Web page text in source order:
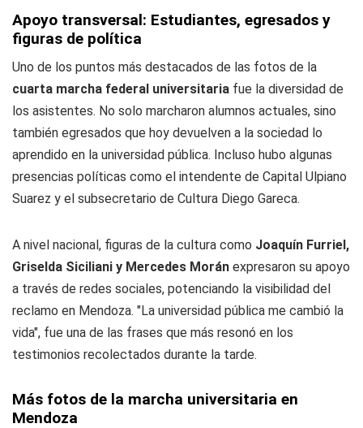
Apoyo transversal: Estudiantes, egresados y
figuras de política
Uno de los puntos más destacados de las fotos de la
cuarta marcha federal universitaria fue la diversidad de
los asistentes. No solo marcharon alumnos actuales, sino
también egresados que hoy devuelven a la sociedad lo
aprendido en la universidad pública. Incluso hubo algunas
presencias políticas como el intendente de Capital Ulpiano
Suarez y el subsecretario de Cultura Diego Gareca.
A nivel nacional, figuras de la cultura como Joaquín Furriel,
Griselda Siciliani y Mercedes Morán expresaron su apoyo
a través de redes sociales, potenciando la visibilidad del
reclamo en Mendoza. "La universidad pública me cambió la
vida", fue una de las frases que más resonó en los
testimonios recolectados durante la tarde.
Más fotos de la marcha universitaria en
Mendoza